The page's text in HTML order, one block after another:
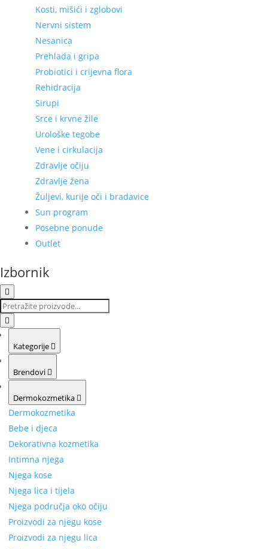
Kosti, mišići i zglobovi
Nervni sistem
Nesanica
Prehlada i gripa
Probiotici i crijevna flora
Rehidracija
Sirupi
Srce i krvne žile
Urološke tegobe
Vene i cirkulacija
Zdravlje očiju
Zdravlje žena
Žuljevi, kurije oči i bradavice
Sun program
Posebne ponude
Outlet
Izbornik
Kategorije
Brendovi
Dermokozmetika
Dermokozmetika
Bebe i djeca
Dekorativna kozmetika
Intimna njega
Njega kose
Njega lica i tijela
Njega područja oko očiju
Proizvodi za njegu kose
Proizvodi za njegu lica